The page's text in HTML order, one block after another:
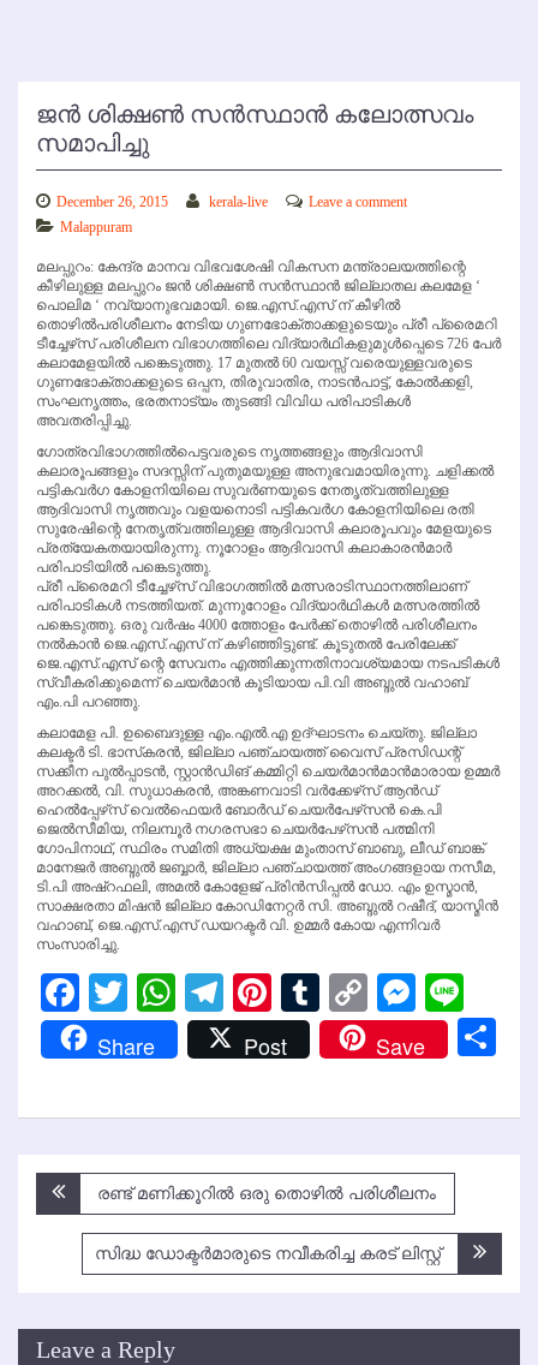
ജന്‍ ശിക്ഷണ്‍ സന്‍സ്ഥാന്‍ കലോത്സവം
സമാപിച്ചു
December 26, 2015 kerala-live
Leave a comment
Malappuram
മലപ്പുറം: കേന്ദ്ര മാനവ വിഭവശേഷി വികസന മന്ത്രാലയത്തിന്റെ
കീഴിലുള്ള മലപ്പുറം ജന്‍ ശിക്ഷണ്‍ സന്‍സ്ഥാന്‍ ജില്ലാതല കലമേള ‘
പൊലിമ ‘ നവ്യാനുഭവമായി. ജെ.എസ്.എസ് ന് കീഴില്‍
തൊഴില്‍പരിശീലനം നേടിയ ഗുണഭോക്താക്കളുടെയും പ്രീ പ്രൈമറി
ടീച്ചേഴ്‌സ് പരിശീലന വിഭാഗത്തിലെ വിദ്യാര്‍ഥികളുമുള്‍പ്പെടെ 726 പേര്‍
കലാമേളയില്‍ പങ്കെടുത്തു. 17 മുതല്‍ 60 വയസ്സ് വരെയുള്ളവരുടെ
ഗുണഭോക്താക്കളുടെ ഒപ്പന, തിരുവാതിര, നാടന്‍പാട്ട്, കോല്‍ക്കളി,
സംഘനൃത്തം, ഭരതനാട്യം തുടങ്ങി വിവിധ പരിപാടികള്‍
അവതരിപ്പിച്ചു.
ഗോത്രവിഭാഗത്തില്‍പെട്ടവരുടെ നൃത്തങ്ങളും ആദിവാസി
കലാരൂപങ്ങളും സദസ്സിന് പുതുമയുള്ള അനുഭവമായിരുന്നു. ചളിക്കല്‍
പട്ടികവര്‍ഗ കോളനിയിലെ സുവര്‍ണയുടെ നേതൃത്വത്തിലുള്ള
ആദിവാസി നൃത്തവും വളയനൊടി പട്ടികവര്‍ഗ കോളനിയിലെ രതി
സുരേഷിന്റെ നേതൃത്വത്തിലുള്ള ആദിവാസി കലാരൂപവും മേളയുടെ
പ്രത്യേകതയായിരുന്നു. നൂറോളം ആദിവാസി കലാകാരന്‍മാര്‍
പരിപാടിയില്‍ പങ്കെടുത്തു.
പ്രീ പ്രൈമറി ടീച്ചേഴ്‌സ് വിഭാഗത്തില്‍ മത്സരാടിസ്ഥാനത്തിലാണ്
പരിപാടികള്‍ നടത്തിയത്. മുന്നുറോളം വിദ്യാര്‍ഥികള്‍ മത്സരത്തില്‍
പങ്കെടുത്തു. ഒരു വര്‍ഷം 4000 ത്തോളം പേര്‍ക്ക് തൊഴില്‍ പരിശീലനം
നല്‍കാന്‍ ജെ.എസ്.എസ് ന് കഴിഞ്ഞിട്ടുണ്ട്. കൂടുതല്‍ പേരിലേക്ക്
ജെ.എസ്.എസ് ന്റെ സേവനം എത്തിക്കുന്നതിനാവശ്യമായ നടപടികള്‍
സ്വീകരിക്കുമെന്ന് ചെയര്‍മാന്‍ കൂടിയായ പി.വി അബ്ദുല്‍ വഹാബ്
എം.പി പറഞ്ഞു.
കലാമേള പി. ഉബൈദുള്ള എം.എല്‍.എ ഉദ്ഘാടനം ചെയ്തു. ജില്ലാ
കലക്ടര്‍ ടി. ഭാസ്‌കരന്‍, ജില്ലാ പഞ്ചായത്ത് വൈസ് പ്രസിഡന്റ്
സക്കീന പുല്‍പ്പാടന്‍, സ്റ്റാന്‍ഡിങ് കമ്മിറ്റി ചെയര്‍മാന്‍മാന്‍മാരായ ഉമ്മര്‍
അറക്കല്‍, വി. സുധാകരന്‍, അങ്കണവാടി വര്‍ക്കേഴ്‌സ് ആന്‍ഡ്
ഹെല്‍പ്പേഴ്‌സ് വെല്‍ഫെയര്‍ ബോര്‍ഡ് ചെയര്‍പേഴ്‌സന്‍ കെ.പി
ജെല്‍സീമിയ, നിലമ്പൂര്‍ നഗരസഭാ ചെയര്‍പേഴ്‌സന്‍ പത്മിനി
ഗോപിനാഥ്, സ്ഥിരം സമിതി അധ്യക്ഷ മുംതാസ് ബാബു, ലീഡ് ബാങ്ക്
മാനേജര്‍ അബ്ദുല്‍ ജബ്ബാര്‍, ജില്ലാ പഞ്ചായത്ത് അംഗങ്ങളായ നസീമ,
ടി.പി അഷ്‌റഫലി, അമല്‍ കോളേജ് പ്രിന്‍സിപ്പല്‍ ഡോ. എം ഉസ്മാന്‍,
സാക്ഷരതാ മിഷന്‍ ജില്ലാ കോഡിനേറ്റര്‍ സി. അബ്ദുല്‍ റഷീദ്, യാസ്മിന്‍
വഹാബ്, ജെ.എസ്.എസ് ഡയറക്ടര്‍ വി. ഉമ്മര്‍ കോയ എന്നിവര്‍
സംസാരിച്ചു.
Facebook
Twitter
WhatsApp
Telegram
Pinterest
Tumblr
Copy
Link
Share Post Save
Post
navigation
രണ്ട് മണിക്കൂറില്‍ ഒരു തൊഴില്‍ പരിശീലനം
സിദ്ധ ഡോക്ടര്‍മാരുടെ നവീകരിച്ച കരട് ലിസ്റ്റ്
Leave a Reply